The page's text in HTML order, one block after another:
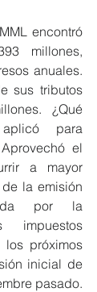
encontró
millones,
anuales.
sus tributos
¿Qué
para
el
a mayor
la emisión
por la
impuestos
próximos
inicial de
pasado.